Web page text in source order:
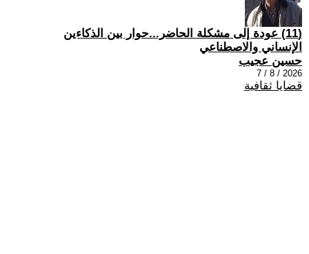
(11) عودة إلى مشكلة الحاضر...حوار بين الذكاءين
الإنساني والاصطناعي
حسين عجيب
2026 / 8 / 7
قضايا ثقافية